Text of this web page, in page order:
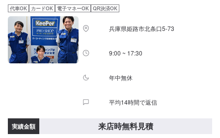
代車OK カードOK 電子マネーOK QR決済OK
兵庫県姫路市北条口5-73
9:00 ~ 17:30
年中無休
平均14時間で返信
実績金額 来店時無料見積